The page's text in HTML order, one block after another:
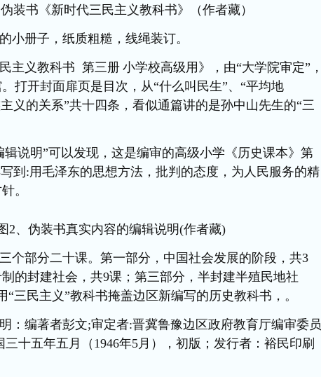
装书《新时代三民主义教科书》（作者藏）
小册子，纸质粗糙，线绳装订。
主义教科书 第三册 小学校高级用》，由“大学院审定”，
打开封面扉页是目次，从“什么叫民生”、“平均地
义的关系”共十四条，看似通篇讲的是孙中山先生的“三
辑说明”可以发现，这是编审的高级小学《历史课本》第
到:用毛泽东的思想方法，批判的态度，为人民服务的精
。
2、伪装书真实内容的编辑说明(作者藏)
个部分二十课。第一部分，中国社会发展的阶段，共3
的封建社会，共9课；第三部分，半封建半殖民地社
“三民主义”教科书掩盖边区新编写的历史教科书，。
：编著者彭文;审定者:晋冀鲁豫边区政府教育厅编审委员
十五年五月（1946年5月 ），初版；发行者：裕民印刷